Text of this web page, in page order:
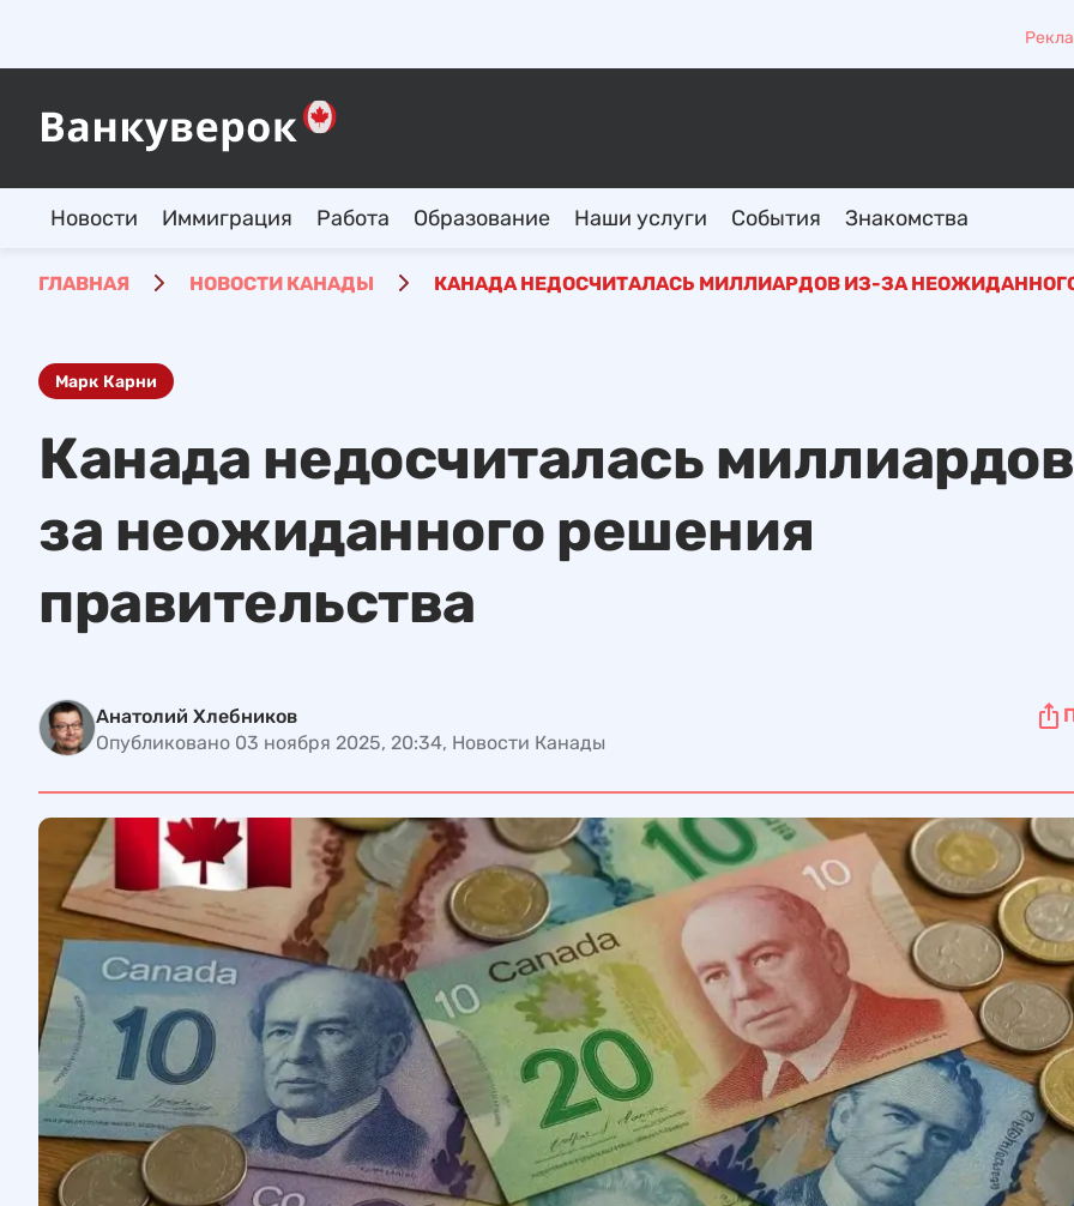
Новости Иммиграция Работа Образование Наши услуги События Знакомства
ГЛАВНАЯ НОВОСТИ КАНАДЫ КАНАДА НЕДОСЧИТАЛАСЬ МИЛЛИАРДОВ ИЗ-ЗА
Марк Карни
Канада недосчиталась
за неожиданного решения
правительства
Анатолий Хлебников
Опубликовано 03 ноября 2025, 20:34, Новости Канады